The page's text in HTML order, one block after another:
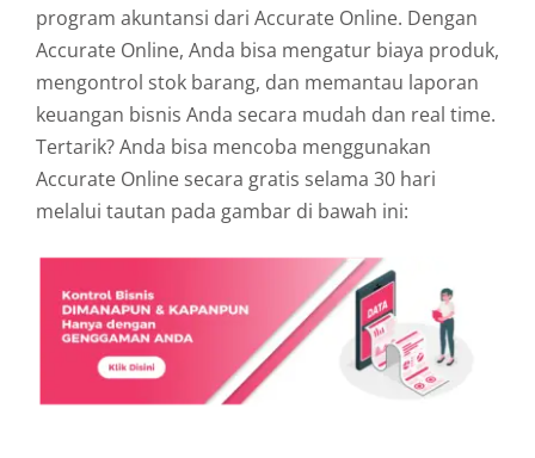
program akuntansi dari Accurate Online. Dengan
Accurate Online, Anda bisa mengatur biaya produk,
mengontrol stok barang, dan memantau laporan
keuangan bisnis Anda secara mudah dan real time.
Tertarik? Anda bisa mencoba menggunakan
Accurate Online secara gratis selama 30 hari
melalui tautan pada gambar di bawah ini: